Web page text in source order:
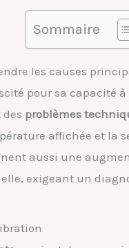
Sommaire
les causes
pour sa capacité
problèmes
affichée et la
aussi une
exigeant un